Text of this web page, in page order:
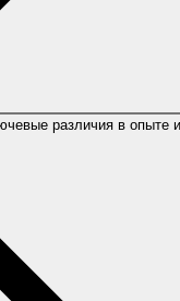
различия в опыте